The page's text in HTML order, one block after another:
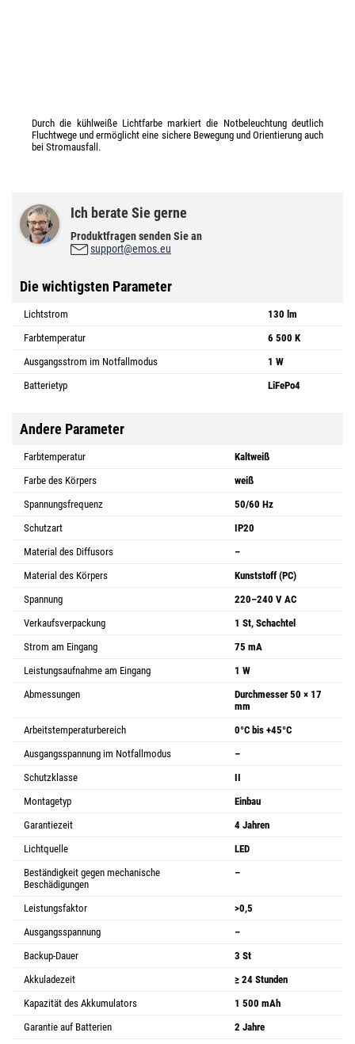
Durch die kühlweiße Lichtfarbe markiert die Notbeleuchtung deutlich
Fluchtwege und ermöglicht eine sichere Bewegung und Orientierung auch
bei Stromausfall.
Ich berate Sie gerne
Produktfragen senden Sie an
support@emos.eu
Die wichtigsten Parameter
Lichtstrom
130 lm
Farbtemperatur
6 500 K
Ausgangsstrom im Notfallmodus
1 W
Batterietyp
LiFePo4
Andere Parameter
Farbtemperatur
Kaltweiß
Farbe des Körpers
weiß
Spannungsfrequenz
50/60 Hz
Schutzart
IP20
Material des Diffusors
–
Material des Körpers
Kunststoff (PC)
Spannung
220–240 V AC
Verkaufsverpackung
1 St, Schachtel
Strom am Eingang
75 mA
Leistungsaufnahme am Eingang
1 W
Abmessungen
Durchmesser 50 × 17
mm
Arbeitstemperaturbereich
0°C bis +45°C
Ausgangsspannung im Notfallmodus
–
Schutzklasse
II
Montagetyp
Einbau
Garantiezeit
4 Jahren
Lichtquelle
LED
Beständigkeit gegen mechanische
Beschädigungen
–
Leistungsfaktor
>0,5
Ausgangsspannung
–
Backup-Dauer
3 St
Akkuladezeit
≥ 24 Stunden
Kapazität des Akkumulators
1 500 mAh
Garantie auf Batterien
2 Jahre